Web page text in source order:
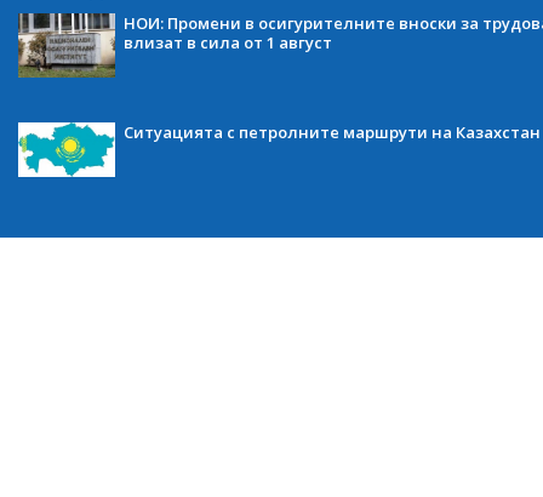
НОИ: Промени в осигурителните вноски за
влизат в сила от 1 август
Ситуацията с петролните маршрути на Казахстан